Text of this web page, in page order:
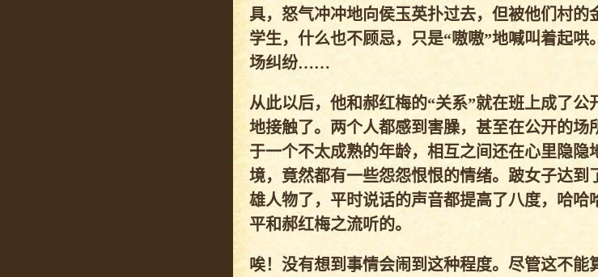
具，怒气冲冲地向侯玉英扑过去，但被他们村
学生，什么也不顾忌，只是“嗷嗷”地喊叫着起
场纠纷……
从此以后，他和郝红梅的“关系”就在班上成了
地接触了。两个人都感到害臊，甚至在公开的场
于一个不太成熟的年龄，相互之间还在心里隐隐
境，竟然都有一些怨怨恨恨的情绪。跛女子达到
雄人物了，平时说话的声音都提高了八度，哈哈
平和郝红梅之流听的。
唉！没有想到事情会闹到这种程度。尽管这不